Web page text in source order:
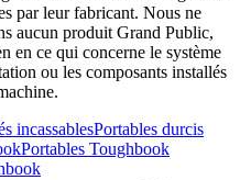
par leur fabricant. Nous ne
aucun produit Grand Public,
en ce qui concerne le système
ou les composants installés
Portables durcis
Portables Toughbook